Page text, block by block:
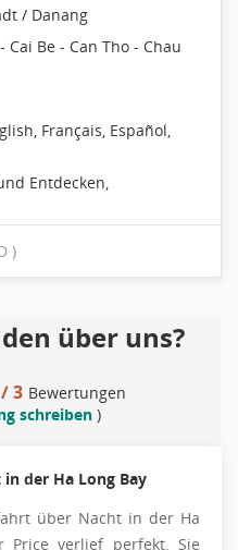
/ Danang
Be - Can Tho - Chau
Français, Español,
Entdecken
)
über uns?
/ 3 Bewertungen
schreiben)
der Ha Long Bay
über Nacht in der Ha
Price verlief perfekt. Sie